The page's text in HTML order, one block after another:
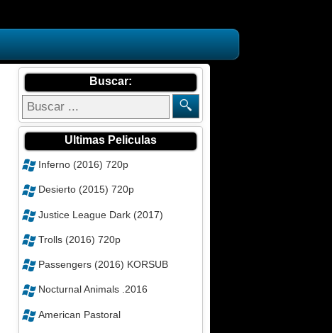
Buscar:
Ultimas Peliculas
Inferno (2016) 720p
Desierto (2015) 720p
Justice League Dark (2017)
Trolls (2016) 720p
Passengers (2016) KORSUB
Nocturnal Animals .2016
American Pastoral